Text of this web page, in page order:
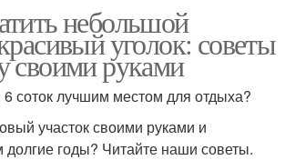
небольшой
уголок: советы
своими руками
6 соток лучшим местом для отдыха?
участок своими руками и
долгие годы? Читайте наши советы.